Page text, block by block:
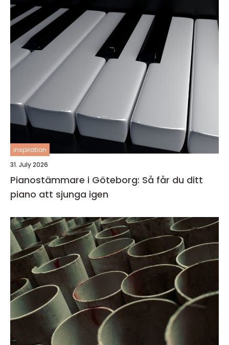
inspiration
31. July 2026
Pianostämmare i Göteborg: Så får du ditt
piano att sjunga igen